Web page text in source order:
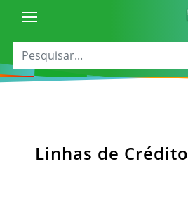
Linhas de Crédito